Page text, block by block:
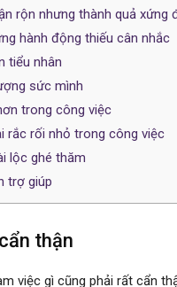
rộn nhưng thành quả xứng
hành động thiếu cân nhắc
tiểu nhân
sức mình
trong công việc
rắc rối nhỏ trong công việc
lộc ghé thăm
trợ giúp
thận
việc gì cũng phải rất cẩn